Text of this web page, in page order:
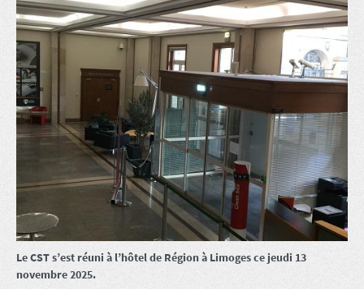
Le CST s’est réuni à l’hôtel de Région à Limoges ce jeudi 13
novembre 2025.